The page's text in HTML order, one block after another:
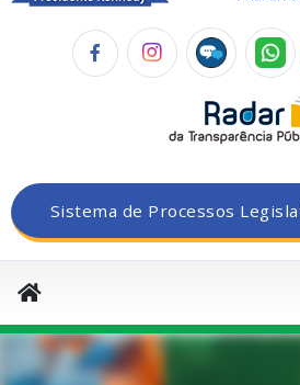
Sistema de Processos